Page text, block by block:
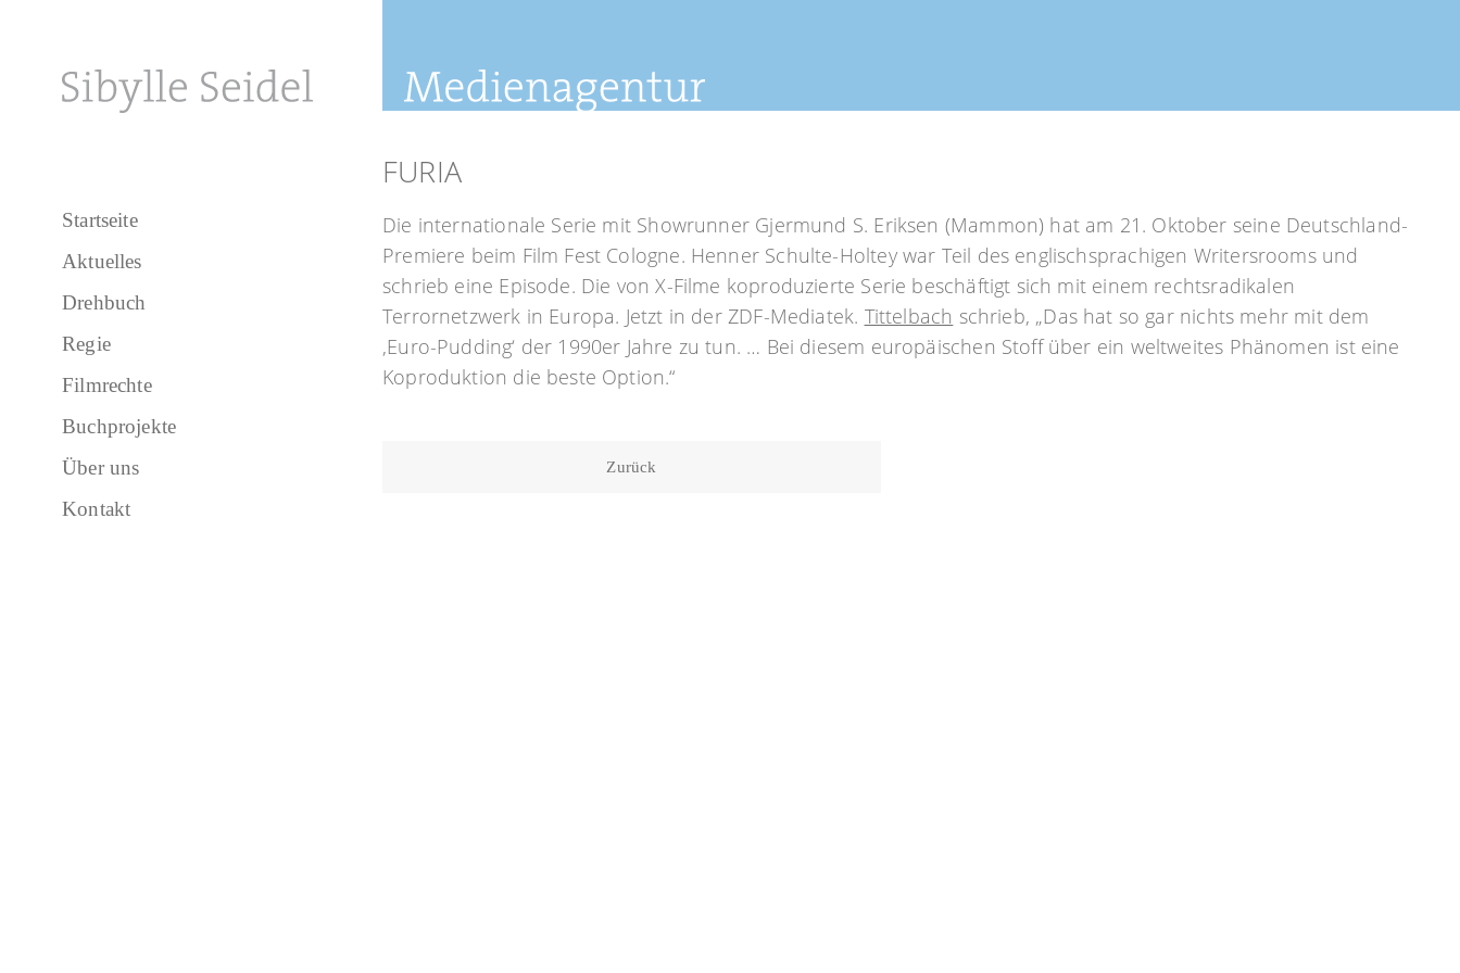
Startseite
Aktuelles
Drehbuch
Regie
Filmrechte
Buchprojekte
Über uns
Kontakt
FURIA
Die internationale Serie mit Showrunner Gjermund S. Eriksen (Mammon) hat am 21. Oktober seine Deutschland-
Premiere beim Film Fest Cologne. Henner Schulte-Holtey war Teil des englischsprachigen Writersrooms und
schrieb eine Episode. Die von X-Filme koproduzierte Serie beschäftigt sich mit einem rechtsradikalen
Terrornetzwerk in Europa. Jetzt in der ZDF-Mediatek. Tittelbach schrieb, „Das hat so gar nichts mehr mit dem
‚Euro-Pudding‘ der 1990er Jahre zu tun. … Bei diesem europäischen Stoff über ein weltweites Phänomen ist eine
Koproduktion die beste Option.“
Zurück